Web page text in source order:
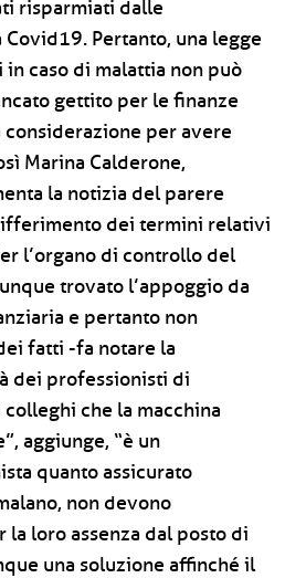
risparmiati dalle
Pertanto, una legge
caso di malattia non può
gettito per le finanze
per avere
Marina Calderone,
la notizia del parere
dei termini relativi
l’organo di controllo del
trovato l’appoggio da
e pertanto non
fatti -fa notare la
dei professionisti di
che la macchina
aggiunge, “è un
quanto assicurato
non devono
loro assenza dal posto di
una soluzione affinché il